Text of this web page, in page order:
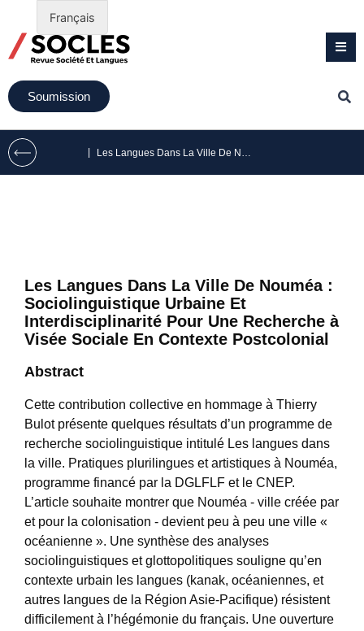
Soumission
Les Langues Dans La Ville De Nouméa :
Sociolinguistique Urbaine Et
Interdisciplinarité Pour Une Recherche à
Visée Sociale En Contexte Postcolonial
Abstract
Cette contribution collective en hommage à Thierry
Bulot présente quelques résultats d’un programme de
recherche sociolinguistique intitulé Les langues dans
la ville. Pratiques plurilingues et artistiques à Nouméa,
programme financé par la DGLFLF et le CNEP.
L’article souhaite montrer que Nouméa - ville créée par
et pour la colonisation - devient peu à peu une ville «
océanienne ». Une synthèse des analyses
sociolinguistiques et glottopolitiques souligne qu’en
contexte urbain les langues (kanak, océaniennes, et
autres langues de la Région Asie-Pacifique) résistent
difficilement à l’hégémonie du français. Une ouverture
Français